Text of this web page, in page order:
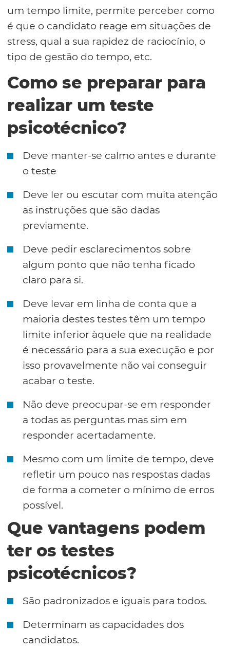
um tempo limite, permite perceber como
é que o candidato reage em situações de
stress, qual a sua rapidez de raciocínio, o
tipo de gestão do tempo, etc.
Como se preparar para
realizar um teste
psicotécnico?
Deve manter-se calmo antes e durante
o teste
Deve ler ou escutar com muita atenção
as instruções que são dadas
previamente.
Deve pedir esclarecimentos sobre
algum ponto que não tenha ficado
claro para si.
Deve levar em linha de conta que a
maioria destes testes têm um tempo
limite inferior àquele que na realidade
é necessário para a sua execução e por
isso provavelmente não vai conseguir
acabar o teste.
Não deve preocupar-se em responder
a todas as perguntas mas sim em
responder acertadamente.
Mesmo com um limite de tempo, deve
refletir um pouco nas respostas dadas
de forma a cometer o mínimo de erros
possível.
Que vantagens podem
ter os testes
psicotécnicos?
São padronizados e iguais para todos.
Determinam as capacidades dos
candidatos.